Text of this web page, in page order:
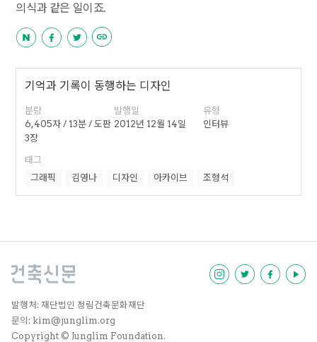
의식과 같은 일이죠.
기억과 기록이 동행하는 디자인
분량
6,405자 / 13분 / 도판
3장
발행일
2012년 12월 14일
유형
인터뷰
태그
그래픽
김영나 디자인 아카이브 조형석
발행처: 재단법인 정림건축문화재단
문의: kim@junglim.org
Copyright © Junglim Foundation.